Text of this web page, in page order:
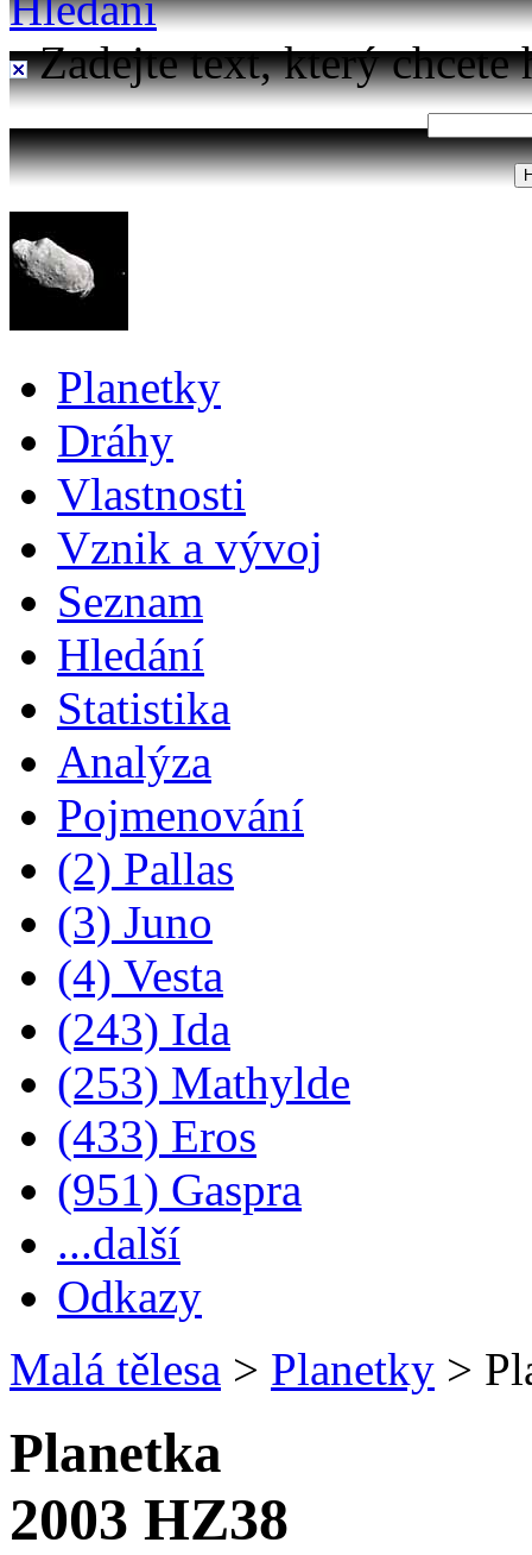
Zadejte text, který chcete
Planetky
Dráhy
Vlastnosti
Vznik a vývoj
Seznam
Hledání
Statistika
Analýza
Pojmenování
(2) Pallas
(3) Juno
(4) Vesta
(243) Ida
(253) Mathylde
(433) Eros
(951) Gaspra
...další
Odkazy
Malá tělesa > Planetky >
Planetka
2003 HZ38